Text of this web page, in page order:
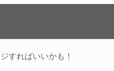
すればいいかも！